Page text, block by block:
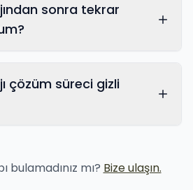
sonra tekrar
Video kaldırma
çözüm süreci gizli
bulamadınız mı? Bize ulaşın.